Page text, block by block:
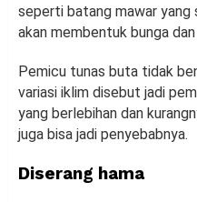
seperti batang mawar
akan membentuk bunga
Pemicu tunas buta tidak
variasi iklim disebut jadi
yang berlebihan dan
juga bisa jadi penyebabnya.
Diserang hama